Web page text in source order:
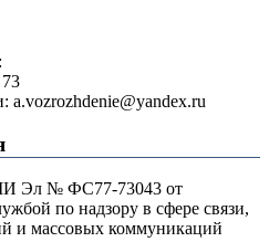
a.vozrozhdenie@yandex.ru
Эл № ФС77-73043 от
по надзору в сфере связи,
и массовых коммуникаций